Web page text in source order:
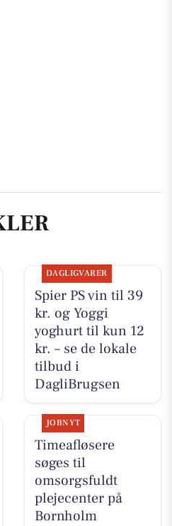
DAGLIGVARER
Spier PS vin til 39
kr. og Yoggi
yoghurt til kun 12
kr. – se de lokale
tilbud i
DagliBrugsen
JOBNYT
Timeafløsere
søges til
omsorgsfuldt
plejecenter på
Bornholm